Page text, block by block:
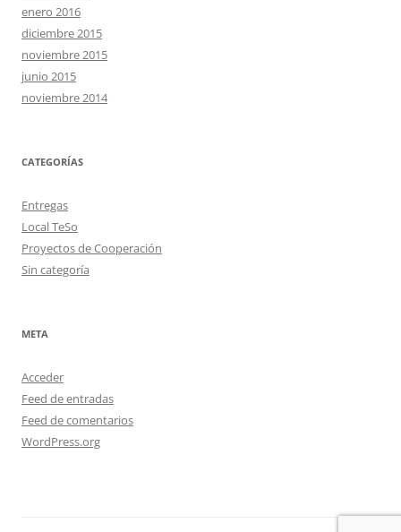
enero 2016
diciembre 2015
noviembre 2015
junio 2015
noviembre 2014
CATEGORÍAS
Entregas
Local TeSo
Proyectos de Cooperación
Sin categoría
META
Acceder
Feed de entradas
Feed de comentarios
WordPress.org